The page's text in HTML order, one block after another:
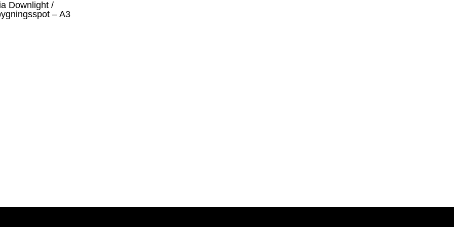
Downlight /
– A3